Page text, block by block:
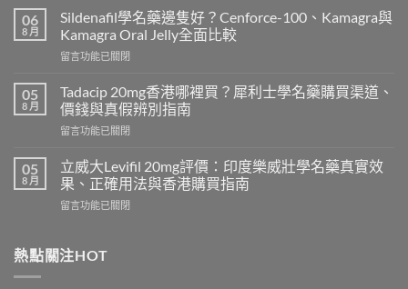
效
威
而
鋼
必
利
勁
怎
選？
2026
效
錢、
06
8 月
Sildenafil學名藥邊隻好？Cenforce-100、Kamagra與
Kamagra Oral Jelly全面比較
在
學
名
藥
邊
好？
Cenforce-
100、
Kamagra
Oral
留言功能已關閉
05
8 月
Tadacip 20mg香港哪裡買？犀利士學名藥購買渠道、
價錢與真假辨別指南
在
20mg
香
港
哪
犀
留言功能已關閉
05
8 月
立威大Levifil 20mg評價：印度樂威壯學名藥真實效
果、正確用法與香港購買指南
在
大
Levifil
留言功能已關閉
熱點關注HOT